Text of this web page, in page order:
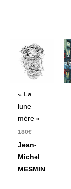
« La
lune
mère »
180€
Jean-
Michel
MESMIN